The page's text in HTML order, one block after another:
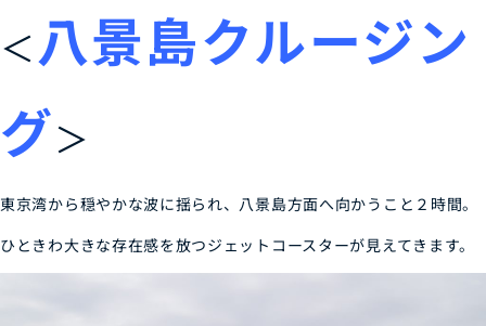
＜八景島クルージン
グ＞
東京湾から穏やかな波に揺られ、八景島方面へ向かうこと２時間。
ひときわ大きな存在感を放つジェットコースターが見えてきます。